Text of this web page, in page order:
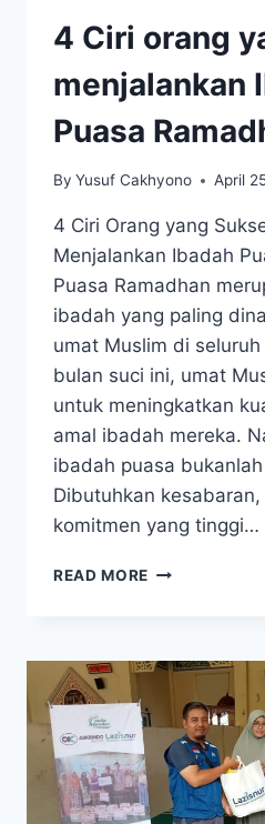
4 Ciri orang
menjalankan
Puasa
By Yusuf Cakhyono April
4 Ciri Orang yang
Menjalankan Ibadah
Puasa Ramadhan
ibadah yang paling
umat Muslim di
bulan suci ini, umat
untuk meningkatkan
amal ibadah mereka.
ibadah puasa
Dibutuhkan
komitmen yang tinggi…
READ MORE 4
SUKSES
IBADAH
PUASA
RAMADHAN